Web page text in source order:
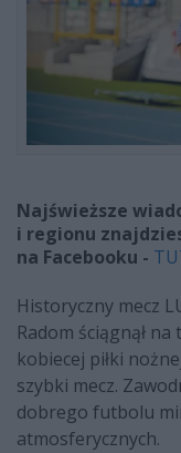
Najświeższe
i regionu
na Facebooku -
Historyczny mecz
Radom ściągnął
kobiecej piłki
szybki mecz.
dobrego futbolu
atmosferycznych.